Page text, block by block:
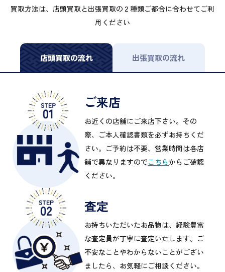
買取方法は、店頭買取と出張買取の２種類ご都合に合わせてご利
用ください
店頭買取の流れ 出張買取の流れ
ご来店
お近くの店舗にご来店下さい。その
際、ご本人確認書類を必ずお持ちくだ
さい。ご予約は不要、営業時間は各店
舗で異なりますのでこちらからご確認
ください。
査定
お持ちいただいたお品物は、経験豊富
な査定員が丁寧に査定いたします。ご
不安なことやわからないことがござい
ましたら、お気軽にご相談ください。